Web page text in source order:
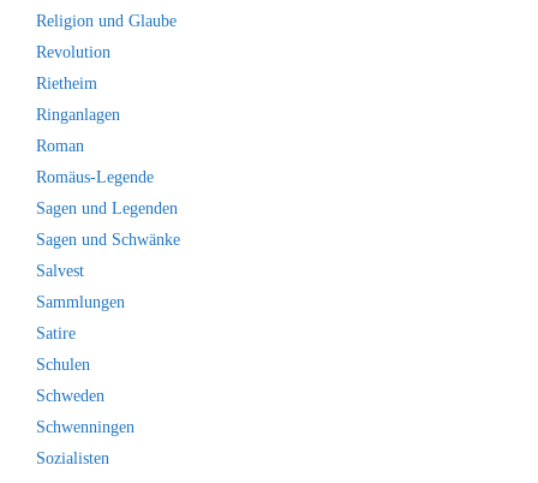
Religion und Glaube
Revolution
Rietheim
Ringanlagen
Roman
Romäus-Legende
Sagen und Legenden
Sagen und Schwänke
Salvest
Sammlungen
Satire
Schulen
Schweden
Schwenningen
Sozialisten